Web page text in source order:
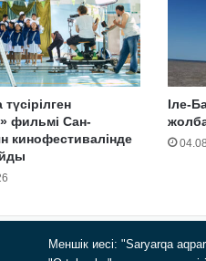
фильмі Сан-
кинофестивалінде
Іле-
Меншік иесі: "Saryarqa